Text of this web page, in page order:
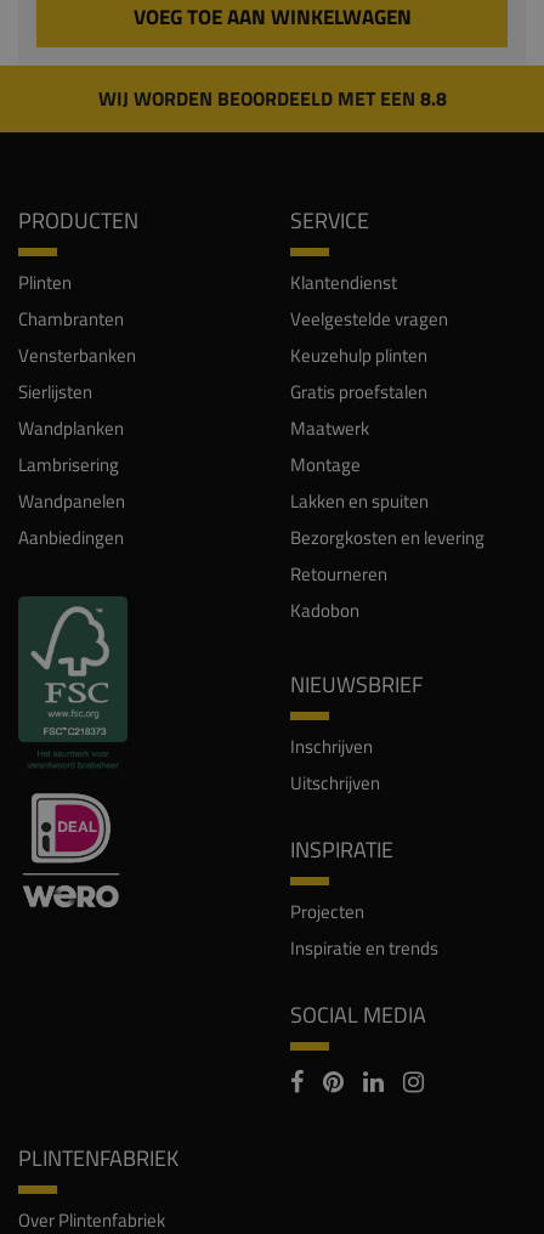
VOEG TOE AAN WINKELWAGEN
WIJ WORDEN BEOORDEELD MET EEN 8.8
PRODUCTEN
Plinten
Chambranten
Vensterbanken
Sierlijsten
Wandplanken
Lambrisering
Wandpanelen
Aanbiedingen
SERVICE
Klantendienst
Veelgestelde vragen
Keuzehulp plinten
Gratis proefstalen
Maatwerk
Montage
Lakken en spuiten
Bezorgkosten en levering
Retourneren
Kadobon
NIEUWSBRIEF
Inschrijven
Uitschrijven
INSPIRATIE
Projecten
Inspiratie en trends
SOCIAL MEDIA
PLINTENFABRIEK
Over Plintenfabriek